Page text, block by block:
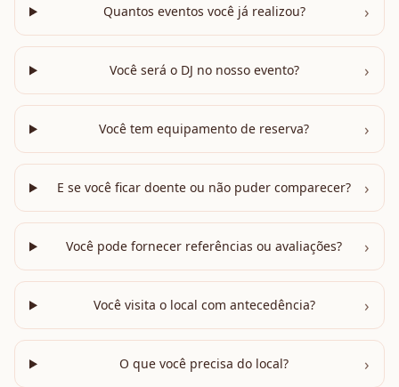
Quantos eventos você já realizou? ›
Você será o DJ no nosso evento? ›
Você tem equipamento de reserva? ›
E se você ficar doente ou não puder comparecer? ›
Você pode fornecer referências ou avaliações? ›
Você visita o local com antecedência? ›
O que você precisa do local? ›